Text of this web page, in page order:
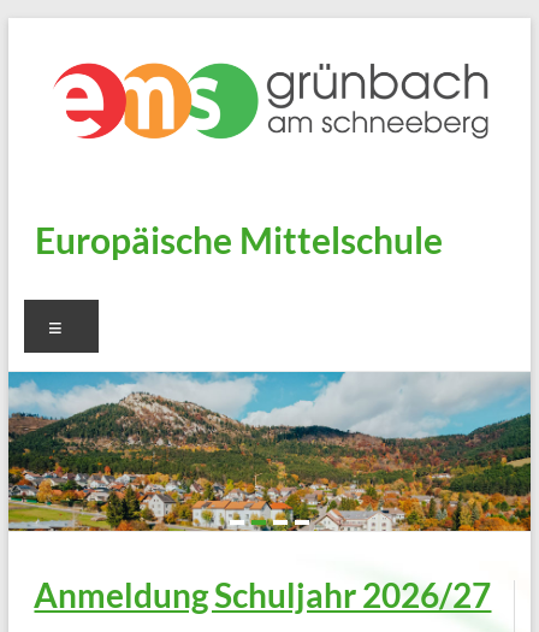
springen
Europäische Mittelschule
Anmeldung Schuljahr 2026/27